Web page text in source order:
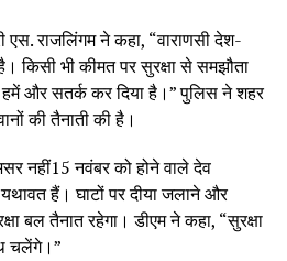
एस. राजलिंगम ने कहा, “वाराणसी देश-
किसी भी कीमत पर सुरक्षा से समझौता
हमें और सतर्क कर दिया है।” पुलिस ने शहर
की तैनाती की है।
नहीं15 नवंबर को होने वाले देव
यथावत हैं। घाटों पर दीया जलाने और
बल तैनात रहेगा। डीएम ने कहा, “सुरक्षा
चलेंगे।”